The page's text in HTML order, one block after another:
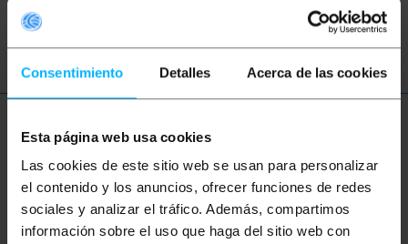
Consentimiento Detalles Acerca de las cookies
Esta página web usa cookies
Las cookies de este sitio web se usan para personalizar
el contenido y los anuncios, ofrecer funciones de redes
sociales y analizar el tráfico. Además, compartimos
información sobre el uso que haga del sitio web con
Ulteriori informazioni
Descrizione